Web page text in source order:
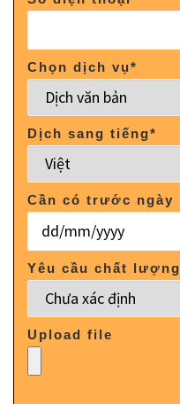
Chọn dịch vụ*
Dịch sang tiếng*
Cần có trước ngày
Yêu cầu chất lượng
Upload file